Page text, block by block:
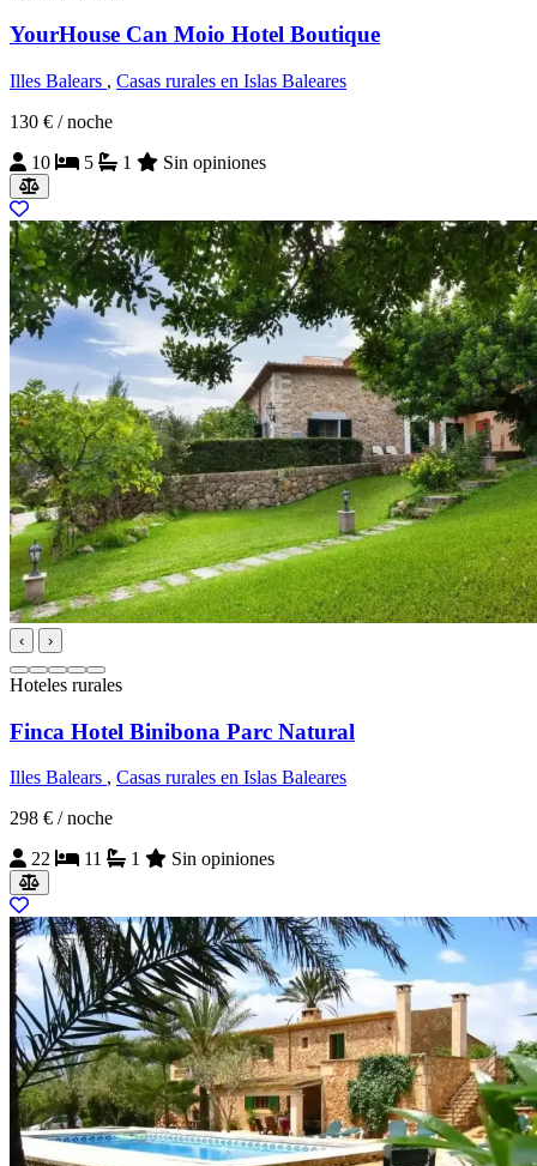
YourHouse Can Moio Hotel Boutique
Illes Balears , Casas rurales en Islas Baleares
130 € / noche
10
5 1 Sin opiniones
‹ ›
Hoteles rurales
Finca Hotel Binibona Parc Natural
Illes Balears , Casas rurales en Islas Baleares
298 € / noche
22
11 1 Sin opiniones